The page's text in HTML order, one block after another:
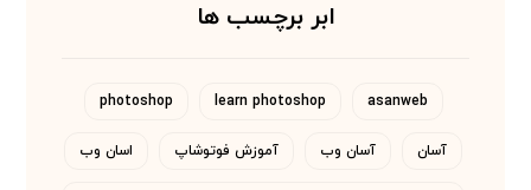
ابر برچسب ها
asanweb
learn photoshop
photoshop
آسان آسان وب آموزش فوتوشاپ اسان وب